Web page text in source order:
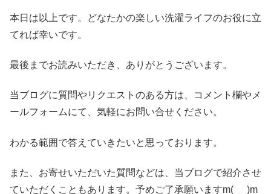
本日は以上です。どなたかの楽しい洗濯ライフのお役に立
てれば幸いです。
最後までお読みいただき、ありがとうございます。
当ブログに質問やリクエストのある方は、コメント欄やメ
ールフォームにて、気軽にお問い合せください。
わかる範囲で答えていきたいと思っております。
また、お寄せいただいた質問などは、当ブログで紹介させ
ていただくこともあります。予めご了承願いますm(_ _)m